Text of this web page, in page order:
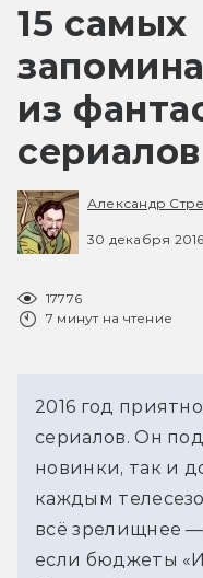
15 самых
из
Александр
30 декабря 2016
17776
7 минут на чтение
2016 год
сериалов. Он
новинки, так и
каждым
всё зрелищнее
если бюджеты